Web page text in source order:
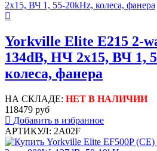
Yorkville Elite E215 2-
134dB, НЧ 2х15, ВЧ 1,
колеса, фанера
НА СКЛАДЕ: НЕТ В НАЛИЧИИ
118479 руб
Добавить в избранное
АРТИКУЛ: 2A02F